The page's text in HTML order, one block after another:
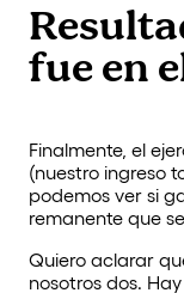
fue en
Finalmente, el
(nuestro ingreso
podemos ver si
remanente que
Quiero aclarar
nosotros dos.